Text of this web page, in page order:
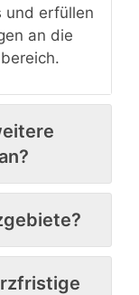
und erfüllen
an die